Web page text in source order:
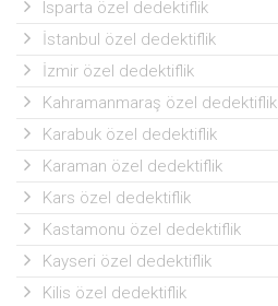
Isparta özel dedektiflik
İstanbul özel dedektiflik
İzmir özel dedektiflik
Kahramanmaraş özel dedektiflik
Karabuk özel dedektiflik
Karaman özel dedektiflik
Kars özel dedektiflik
Kastamonu özel dedektiflik
Kayseri özel dedektiflik
Kilis özel dedektiflik